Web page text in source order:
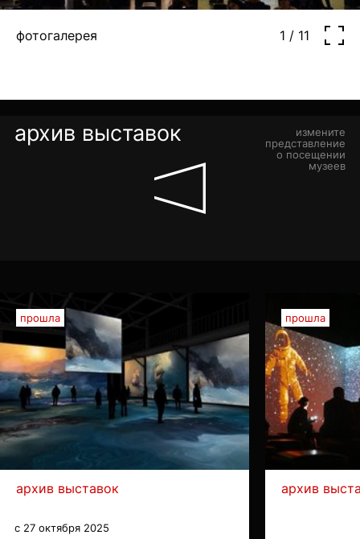
фотогалерея 1 / 11
архив выставок
измените
представление
о посещении
музеев
прошла
архив выставок
с 27 октября 2025
прошла
архив